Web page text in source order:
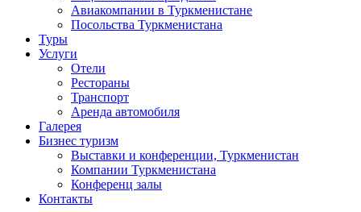
Авиакомпании в Туркменистане
Посольства Туркменистана
Туры
Услуги
Отели
Рестораны
Транспорт
Аренда автомобиля
Галерея
Бизнес туризм
Выставки и конференции, Туркменистан
Компании Туркменистана
Конференц залы
Контакты